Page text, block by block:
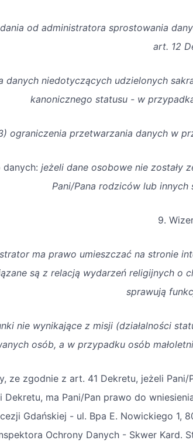
od administratora sprostowania
art. 12
danych niedotyczących udzielonych
kanonicznego statusu - w
ograniczenia przetwarzania danych w
danych: jeżeli dane osobowe nie zostały
Pani/Pana rodziców lub
9.
ma prawo umieszczać na stronie
są z relacją wydarzeń religijnych o
sprawują
nie wynikające z misji (działalności
osób, a w przypadku osób
ze zgodnie z art. 41 Dekretu, jeżeli
Dekretu, ma Pani/Pan prawo do
Gdańskiej - ul. Bpa E. Nowickiego 1,
Ochrony Danych - Skwer Kard.